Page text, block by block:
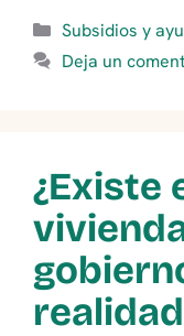
Categorías
Subsidios y
Deja un
¿Existe